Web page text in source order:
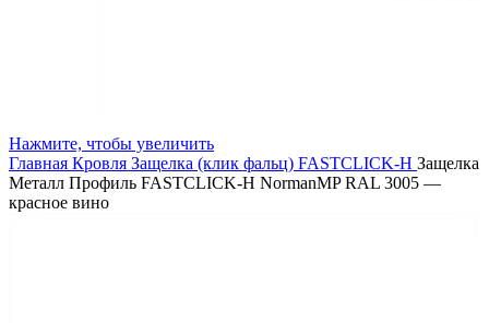
Нажмите, чтобы увеличить
Главная Кровля Защелка (клик фальц) FASTCLICK-H Защелка
Металл Профиль FASTCLICK-Н NormanMP RAL 3005 —
красное вино